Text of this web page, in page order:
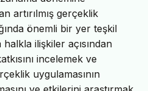
artırılmış gerçeklik
önemli bir yer teşkil
ilişkiler açısından
incelemek ve
uygulamasının